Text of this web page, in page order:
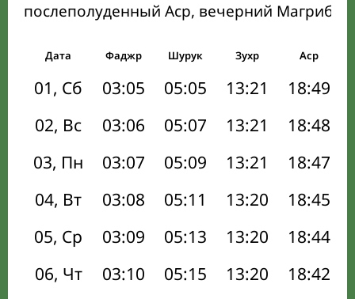
послеполуденный Аср, вечерний Магриб
Дата Фаджр Шурук Зухр Аср
01, Сб 03:05 05:05 13:21 18:49
02, Вс
03:06 05:07 13:21 18:48
03, Пн
03:07 05:09 13:21 18:47
04, Вт
03:08 05:11 13:20 18:45
05, Ср
03:09 05:13 13:20 18:44
06, Чт
03:10 05:15 13:20 18:42